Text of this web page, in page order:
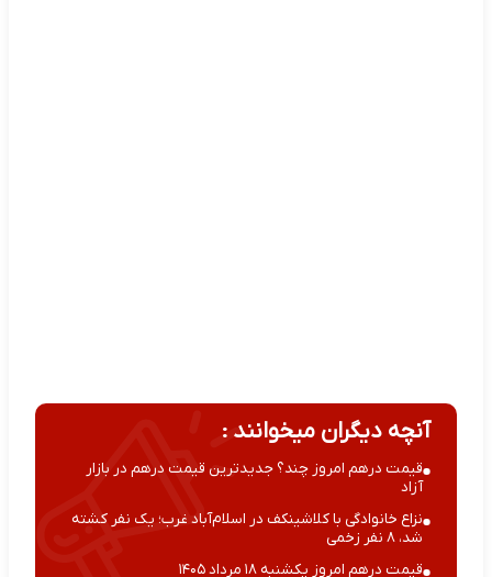
آنچه دیگران میخوانند :
قیمت درهم امروز چند؟ جدیدترین قیمت درهم در بازار
آزاد
نزاع خانوادگی با کلاشینکف در اسلام‌آباد غرب؛ یک نفر کشته
شد، ۸ نفر زخمی
قیمت درهم امروز یکشنبه ۱۸ مرداد ۱۴۰۵